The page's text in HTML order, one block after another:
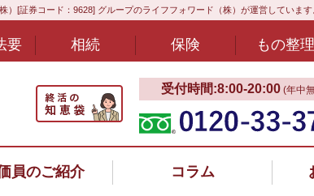
[証券コード：9628] グループのライフフォワード（株）が運営しています
要 相続 保険 もの整理
受付時間:8:00‐20:00 (年中
員のご紹介 コラム